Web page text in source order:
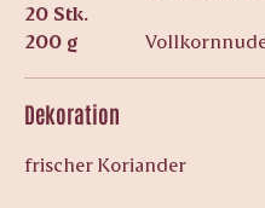
20 Stk.
200 g
Dekoration
frischer Koriander